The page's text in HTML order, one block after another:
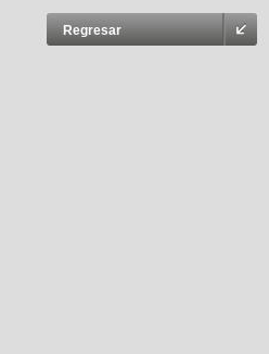
Regresar